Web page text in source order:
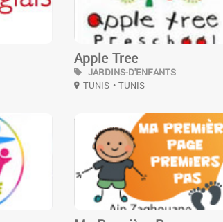
Apple Tree
JARDINS-D'ENFANTS
TUNIS • TUNIS